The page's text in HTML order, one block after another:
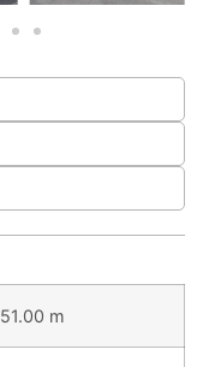
51.00 m